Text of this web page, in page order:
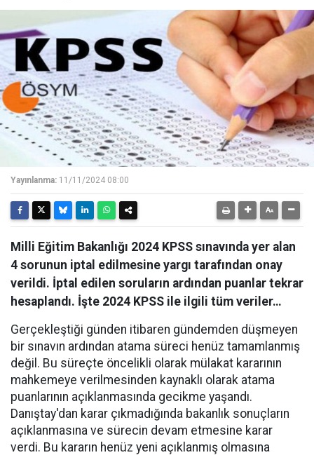
Yayınlanma: 11/11/2024 08:00
Milli Eğitim Bakanlığı 2024 KPSS sınavında yer alan
4 sorunun iptal edilmesine yargı tarafından onay
verildi. İptal edilen soruların ardından puanlar tekrar
hesaplandı. İşte 2024 KPSS ile ilgili tüm veriler…
Gerçekleştiği günden itibaren gündemden düşmeyen
bir sınavın ardından atama süreci henüz tamamlanmış
değil. Bu süreçte öncelikli olarak mülakat kararının
mahkemeye verilmesinden kaynaklı olarak atama
puanlarının açıklanmasında gecikme yaşandı.
Danıştay'dan karar çıkmadığında bakanlık sonuçların
açıklanmasına ve sürecin devam etmesine karar
verdi. Bu kararın henüz yeni açıklanmış olmasına